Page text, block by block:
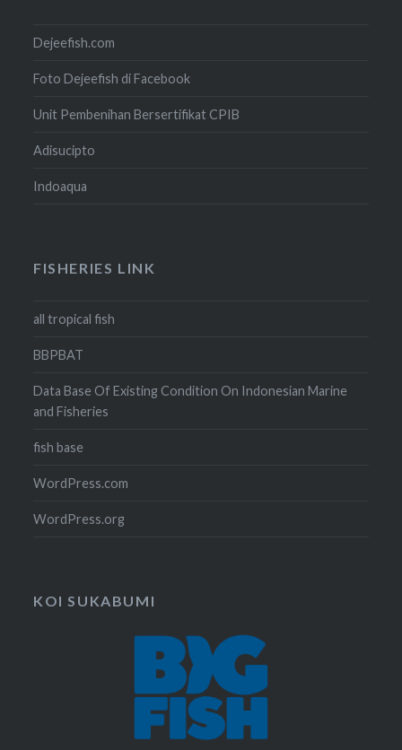
Dejeefish.com
Foto Dejeefish di Facebook
Unit Pembenihan Bersertifikat CPIB
Adisucipto
Indoaqua
FISHERIES LINK
all tropical fish
BBPBAT
Data Base Of Existing Condition On Indonesian Marine
and Fisheries
fish base
WordPress.com
WordPress.org
KOI SUKABUMI